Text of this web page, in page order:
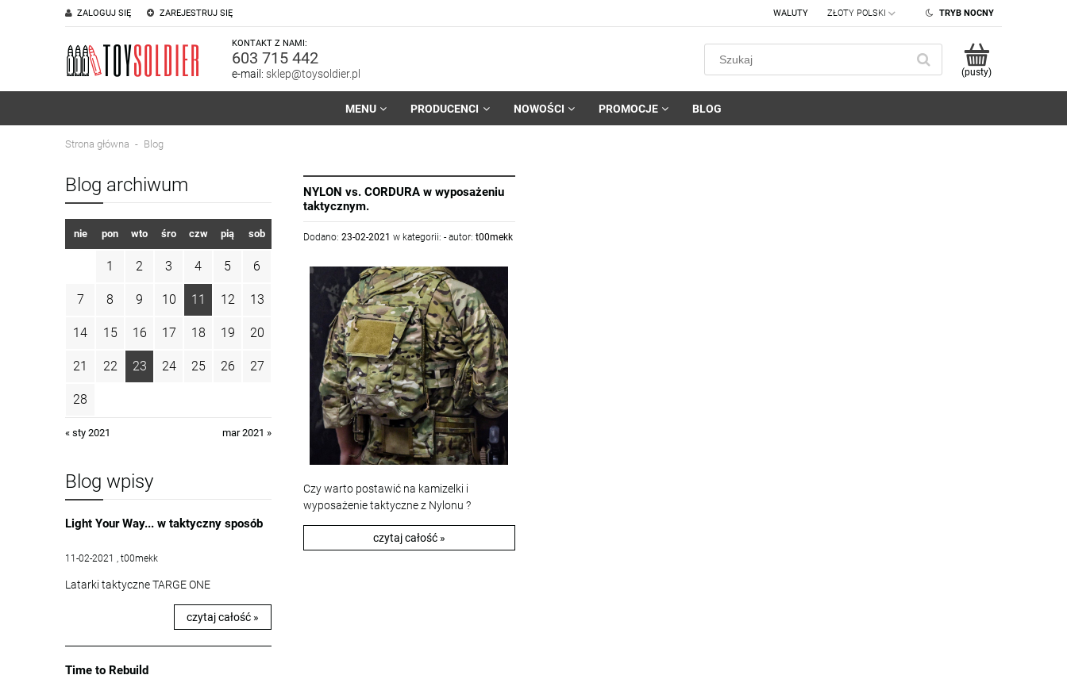
ZAREJESTRUJ SIĘ
ZALOGUJ SIĘ TRYB NOCNY
WALUTY
KONTAKT Z NAMI:
603 715 442
e-mail: sklep@toysoldier.pl (pusty)
MENU PRODUCENCI NOWOŚCI PROMOCJE BLOG
Strona główna Blog
Blog archiwum
nie pon wto śro czw pią sob
1 2 3 4 5 6
7 8 9 10 11 12 13
14 15 16 17 18 19 20
21 22 23 24 25 26 27
28
« sty 2021 mar 2021 »
Blog wpisy
Light Your Way... w taktyczny sposób
11-02-2021 , t00mekk
Latarki taktyczne TARGE ONE
czytaj całość »
Time to Rebuild
NYLON vs. CORDURA w wyposażeniu
taktycznym.
Dodano: 23-02-2021 w kategorii: - autor: t00mekk
Czy warto postawić na kamizelki i
wyposażenie taktyczne z Nylonu ?
czytaj całość »